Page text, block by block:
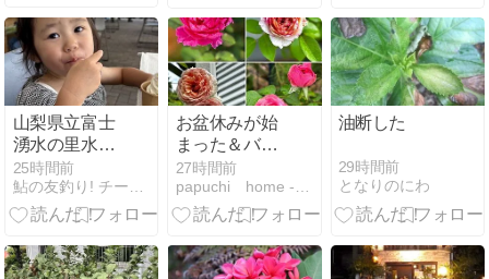
山梨県立富士
湧水の里水族
館へ行く
25時間前
お盆休みが始
まった＆バラ
が開花中
27時間前
油断した
29時間前
となりのにわ